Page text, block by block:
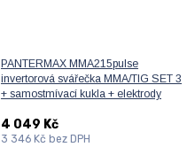
PANTERMAX MMA215pulse
invertorová svářečka MMA/TIG SET 3
+ samostmívací kukla + elektrody
4 049 Kč
3 346 Kč bez DPH